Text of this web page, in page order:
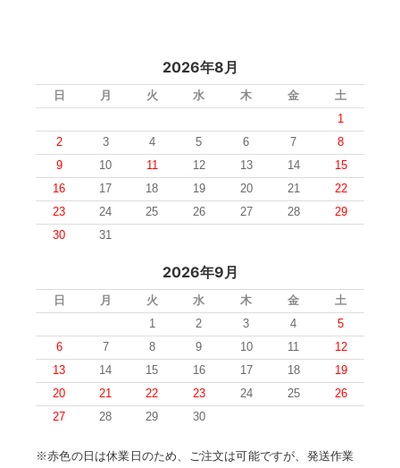
2026年8月
日 月 火 水 木 金
土
1
2
3 4 5 6 7
8
9
10 11 12 13 14
15
16
17 18 19 20 21
22
23
24 25 26 27 28
29
30
31
2026年9月
日 月 火 水 木 金
土
1
2 3 4
5
6
7 8 9 10 11
12
13
14 15 16 17 18
19
20
21 22 23 24 25
26
27
28 29 30
※赤色の日は休業日のため、ご注文は可能ですが、発送作業